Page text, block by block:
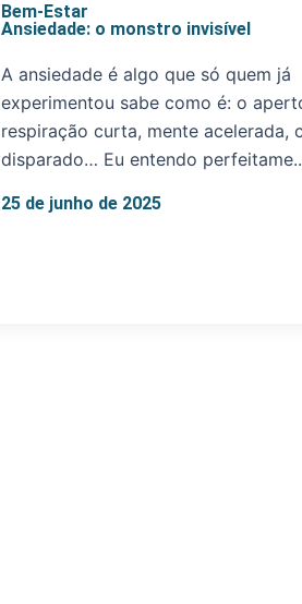
Bem-Estar
Ansiedade: o monstro invisível
A ansiedade é algo que só quem já
experimentou sabe como é: o
respiração curta, mente acelerada,
disparado… Eu entendo
25 de junho de 2025